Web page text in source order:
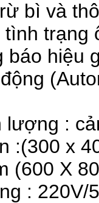
bì và
trạng
báo hiệu
:
:(300 x
(600 X
: 220V/